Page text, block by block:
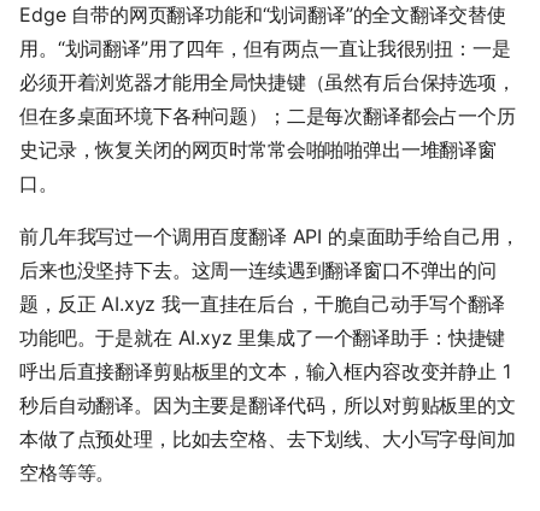
Edge 自带的网页翻译功能和“划词翻译”的全文翻译交替使
用。“划词翻译”用了四年，但有两点一直让我很别扭：一是
必须开着浏览器才能用全局快捷键（虽然有后台保持选项，
但在多桌面环境下各种问题）；二是每次翻译都会占一个历
史记录，恢复关闭的网页时常常会啪啪啪弹出一堆翻译窗
口。
前几年我写过一个调用百度翻译 API 的桌面助手给自己用，
后来也没坚持下去。这周一连续遇到翻译窗口不弹出的问
题，反正 AI.xyz 我一直挂在后台，干脆自己动手写个翻译
功能吧。于是就在 AI.xyz 里集成了一个翻译助手：快捷键
呼出后直接翻译剪贴板里的文本，输入框内容改变并静止 1
秒后自动翻译。因为主要是翻译代码，所以对剪贴板里的文
本做了点预处理，比如去空格、去下划线、大小写字母间加
空格等等。